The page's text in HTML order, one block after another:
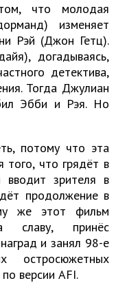
что молодая
изменяет
Рэй (Джон Гетц).
догадываясь,
детектива,
Тогда Джулиан
Эбби и Рэя. Но
потому что эта
того, что грядёт в
вводит зрителя в
продолжение в
же этот фильм
славу, принёс
и занял 98-е
версии AFI.